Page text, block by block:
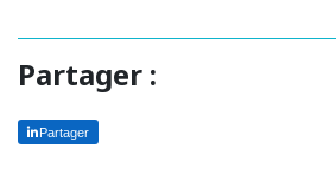
Partager :
Partager